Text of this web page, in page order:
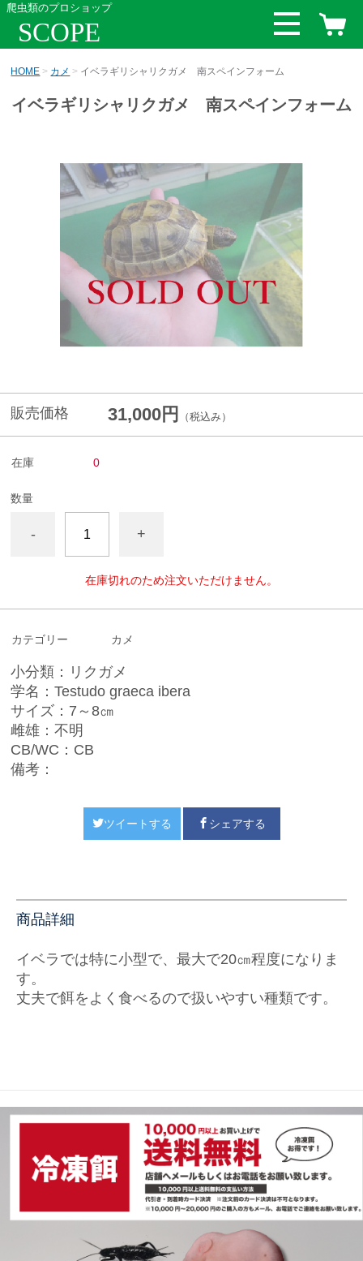
爬虫類のプロショップ
SCOPE
HOME カメ イベラギリシャリクガメ 南スペインフォーム
イベラギリシャリクガメ 南スペインフォーム
販売価格 31,000円 （税込み）
在庫 0
数量
- +
在庫切れのため注文いただけません。
カテゴリー カメ
小分類：リクガメ
学名：Testudo graeca ibera
サイズ：7～8㎝
雌雄：不明
CB/WC：CB
備考：
ツイートする シェアする
商品詳細
イベラでは特に小型で、最大で20㎝程度になりま
す。
丈夫で餌をよく食べるので扱いやすい種類です。